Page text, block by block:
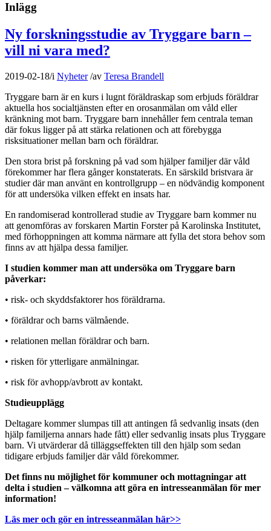
Inlägg
Ny forskningsstudie av Tryggare barn –
vill ni vara med?
2019-02-18/i Nyheter /av Teresa Brandell
Tryggare barn är en kurs i lugnt föräldraskap som erbjuds föräldrar
aktuella hos socialtjänsten efter en orosanmälan om våld eller
kränkning mot barn. Tryggare barn innehåller fem centrala teman
där fokus ligger på att stärka relationen och att förebygga
risksituationer mellan barn och föräldrar.
Den stora brist på forskning på vad som hjälper familjer där våld
förekommer har flera gånger konstaterats. En särskild bristvara är
studier där man använt en kontrollgrupp – en nödvändig komponent
för att undersöka vilken effekt en insats har.
En randomiserad kontrollerad studie av Tryggare barn kommer nu
att genomföras av forskaren Martin Forster på Karolinska Institutet,
med förhoppningen att komma närmare att fylla det stora behov som
finns av att hjälpa dessa familjer.
I studien kommer man att undersöka om Tryggare barn
påverkar:
• risk- och skyddsfaktorer hos föräldrarna.
• föräldrar och barns välmående.
• relationen mellan föräldrar och barn.
• risken för ytterligare anmälningar.
• risk för avhopp/avbrott av kontakt.
Studieupplägg
Deltagare kommer slumpas till att antingen få sedvanlig insats (den
hjälp familjerna annars hade fått) eller sedvanlig insats plus Tryggare
barn. Vi utvärderar då tilläggseffekten till den hjälp som sedan
tidigare erbjuds familjer där våld förekommer.
Det finns nu möjlighet för kommuner och mottagningar att
delta i studien – välkomna att göra en intresseanmälan för mer
information!
Läs mer och gör en intresseanmälan här>>